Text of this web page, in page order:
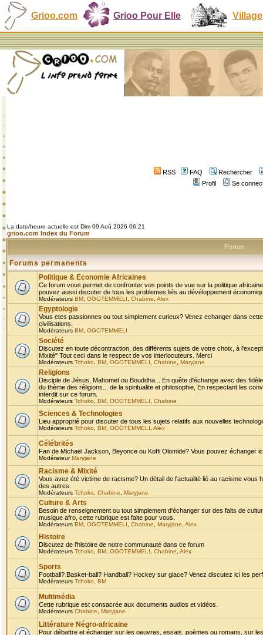
Grioo.com Grioo Pour Elle Village
RSS FAQ
Rechercher
Profil
Se
La date/heure actuelle est Dim 09 Aoû 2026 06:21
grioo.com Index du Forum
Forum
Forums permanents
Politique & Economie Africaines
Ce forum vous permet de confronter vos points de vue sur la politique
pouvez aussi discuter de tous les problemes liés au dévéloppement
Modérateurs BM OGOTEMMELI Chabine Alex
Egyptologie
Vous etes passionnes ou tout simplement curieux? Venez echanger dans
civilisations.
Modérateurs BM OGOTEMMELI
Société
Discutez en toute décontraction, des différents sujets de votre choix, à
Mixité" Tout ceci dans le respect de vos interlocuteurs. Merci
Modérateurs Tchoko BM OGOTEMMELI Chabine Maryjane
Religions
Disciple de Jésus, Mahomet ou Bouddha... En quête d'échange avec des
du thème des réligions... de la spiritualite et philosophie, En respectant les
interdit sur ce forum.
Modérateurs Tchoko BM OGOTEMMELI Chabine
Sciences & Technologies
Lieu approprié pour discuter de tous les sujets relatifs aux nouvelles
Modérateurs Tchoko BM OGOTEMMELI Alex
Célébrités
Fan de Michaël Jackson, Beyonce ou Koffi Olomide? Vous pouvez échanger
ModérateurMaryjane
Racisme & Mixité
Vous avez été victime de racisme? Un détail de l'actualité lié au racisme
des autres.
Modérateurs Tchoko Chabine Maryjane
Culture & Arts
Besoin de renseignement ou tout simplement d'échanger sur des faits de
musique afro, cette rubrique est faite pour vous.
Modérateurs BM OGOTEMMELI Chabine Maryjane Alex
Histoire
Discutez de l'histoire de notre communauté dans ce forum
Modérateurs Tchoko BM OGOTEMMELI Chabine Alex
Sports
Football? Basket-ball? Handball? Hockey sur glace? Venez discutez ici les
Modérateurs Tchoko BM
Multimédia
Cette rubrique est consacrée aux documents audios et vidéos.
Modérateurs Chabine Maryjane
Littérature Négro-africaine
Pour débattre et échanger sur les oeuvres, essais, poèmes ou romans, sur